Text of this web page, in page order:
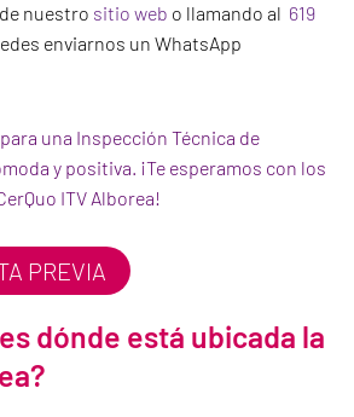
nuestro sitio web o llamando al 619
enviarnos un WhatsApp
una Inspección Técnica de
y positiva. ¡Te esperamos con los
ITV Alborea!
PREVIA
dónde está ubicada la